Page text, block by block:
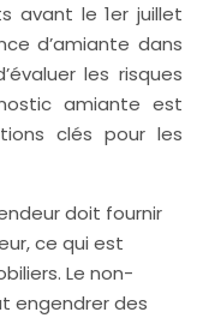
avant le 1er juillet
d’amiante dans
les risques
amiante est
clés pour les
doit fournir
ce qui est
Le non-
engendrer des